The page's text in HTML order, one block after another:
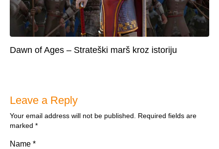
Dawn of Ages – Strateški marš kroz istoriju
Leave a Reply
Your email address will not be published. Required fields are
marked *
Name *